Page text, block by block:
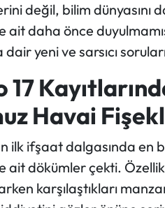
değil, bilim dünyasını
ait daha önce
dair yeni ve sarsıcı
17
Havai
ilk ifşaat dalgasında en
ait dökümler çekti.
karşılaştıkları